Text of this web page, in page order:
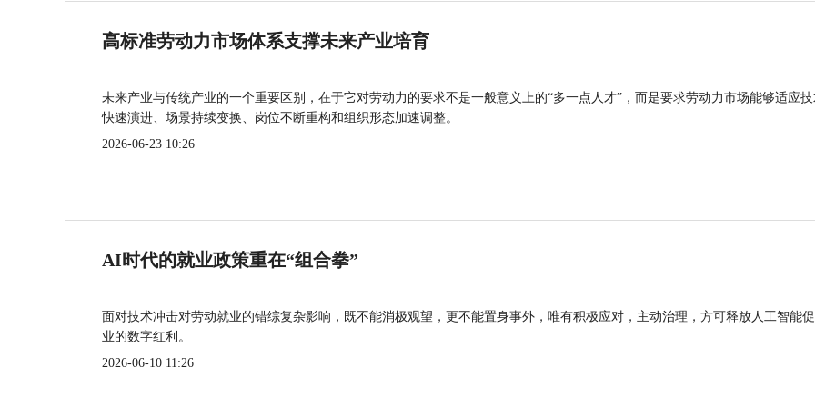
高标准劳动力市场体系支撑未来产业培育
未来产业与传统产业的一个重要区别，在于它对劳动力的要求不是一般意义上的“多一点人才”，而是要求劳动力市场能够适应
快速演进、场景持续变换、岗位不断重构和组织形态加速调整。
2026-06-23 10:26
AI时代的就业政策重在“组合拳”
面对技术冲击对劳动就业的错综复杂影响，既不能消极观望，更不能置身事外，唯有积极应对，主动治理，方可释放人工智能
业的数字红利。
2026-06-10 11:26